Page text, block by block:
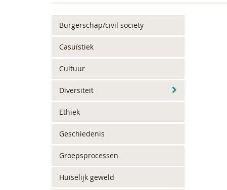
Burgerschap/civil society
Casuïstiek
Cultuur
Diversiteit
Ethiek
Geschiedenis
Groepsprocessen
Huiselijk geweld